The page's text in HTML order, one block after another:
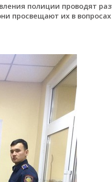
полиции проводят
просвещают их в